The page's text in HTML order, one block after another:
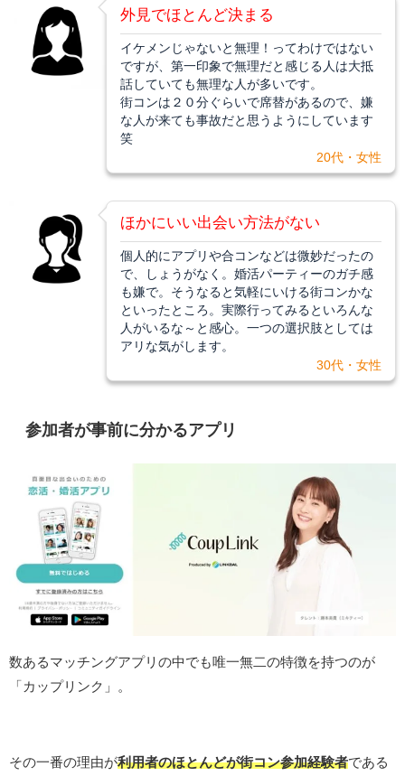
外見でほとんど決まる
イケメンじゃないと無理！ってわけではない
ですが、第一印象で無理だと感じる人は大抵
話していても無理な人が多いです。
街コンは２０分ぐらいで席替があるので、嫌
な人が来ても事故だと思うようにしています
笑
20代・女性
ほかにいい出会い方法がない
個人的にアプリや合コンなどは微妙だったの
で、しょうがなく。婚活パーティーのガチ感
も嫌で。そうなると気軽にいける街コンかな
といったところ。実際行ってみるといろんな
人がいるな～と感心。一つの選択肢としては
アリな気がします。
30代・女性
参加者が事前に分かるアプリ
数あるマッチングアプリの中でも唯一無二の特徴を持つのが
「カップリンク」。
その一番の理由が利用者のほとんどが街コン参加経験者である